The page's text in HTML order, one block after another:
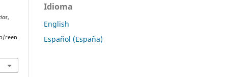
,
reen
Idioma
English
Español (España)